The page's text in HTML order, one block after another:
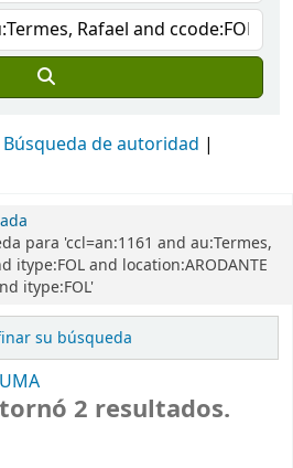
Búsqueda de autoridad
para 'ccl=an:1161 and au:Termes,
itype:FOL and location:ARODANTE
itype:FOL'
su búsqueda
2 resultados.